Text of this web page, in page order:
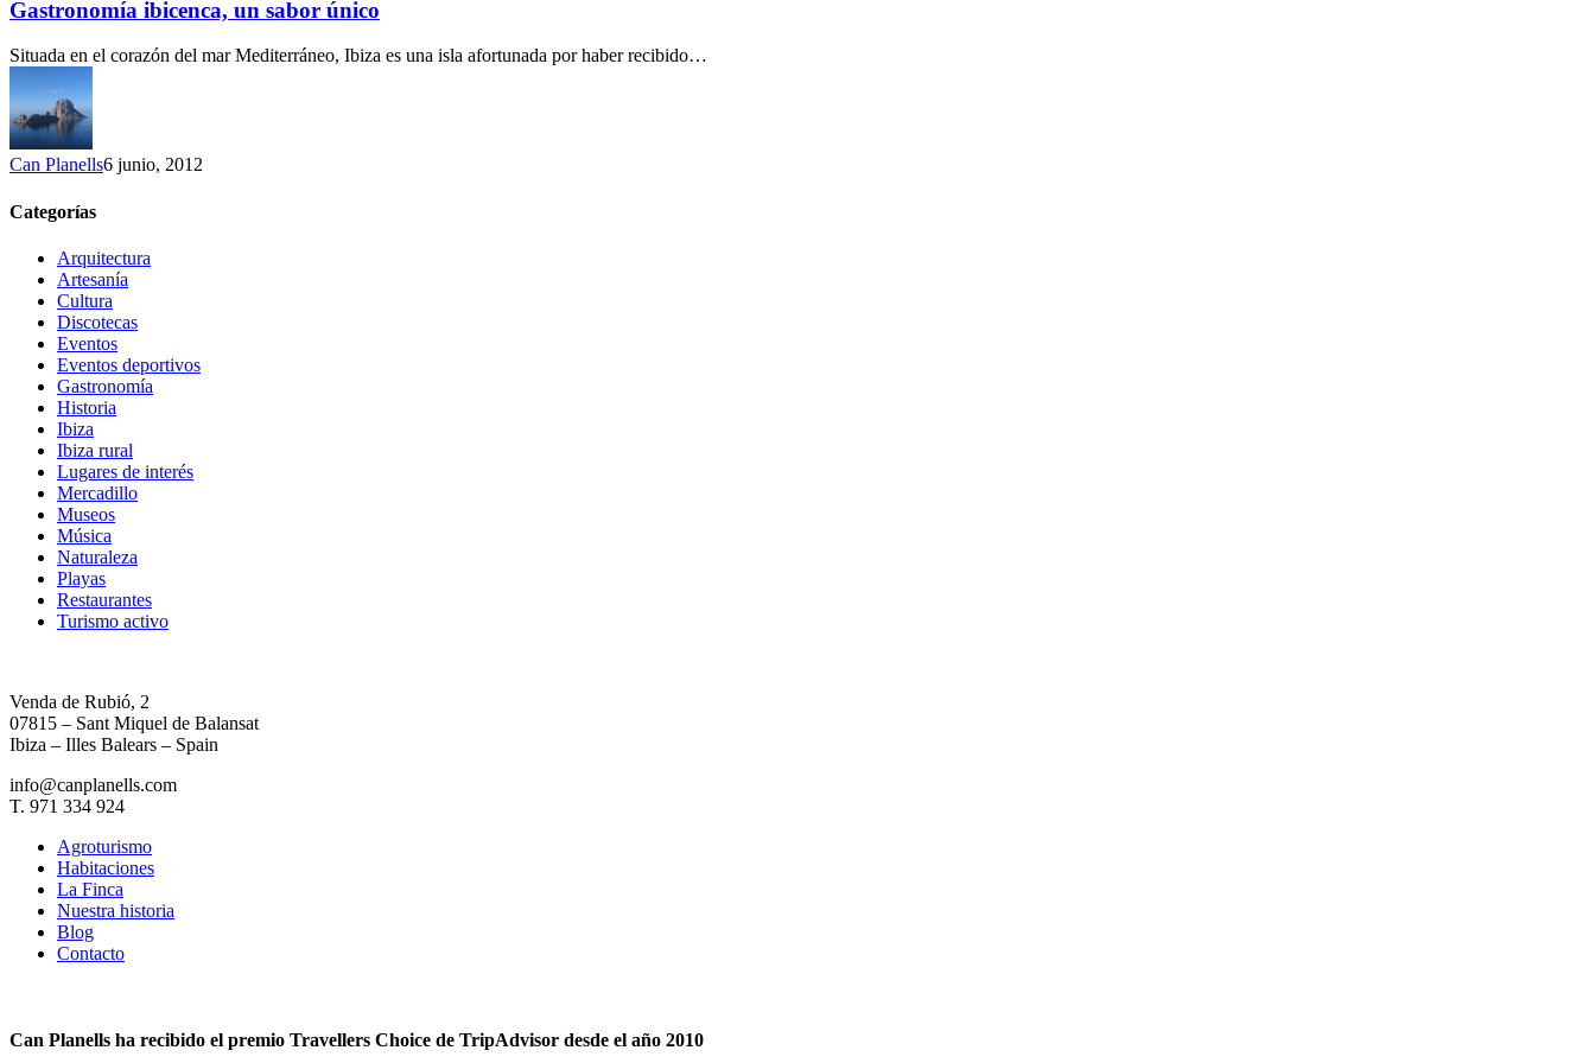
un
sabor
único
Gastronomía ibicenca, un sabor único
Situada en el corazón del mar Mediterráneo, Ibiza es una isla afortunada por haber recibido…
Can Planells6 junio, 2012
Categorías
Arquitectura
Artesanía
Cultura
Discotecas
Eventos
Eventos deportivos
Gastronomía
Historia
Ibiza
Ibiza rural
Lugares de interés
Mercadillo
Museos
Música
Naturaleza
Playas
Restaurantes
Turismo activo
Venda de Rubió, 2
07815 – Sant Miquel de Balansat
Ibiza – Illes Balears – Spain
info@canplanells.com
T. 971 334 924
Agroturismo
Habitaciones
La Finca
Nuestra historia
Blog
Contacto
Can Planells ha recibido el premio Travellers Choice de TripAdvisor desde el año 2010